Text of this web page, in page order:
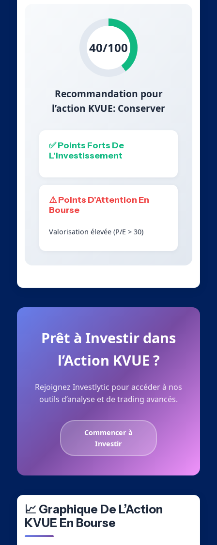
40/100
Recommandation pour
l’action KVUE: Conserver
✅ Points Forts De
L’Investissement
⚠️ Points D’Attention En
Bourse
Valorisation élevée (P/E > 30)
Prêt à Investir dans
l’Action KVUE ?
Rejoignez Investlytic pour accéder à nos
outils d’analyse et de trading avancés.
Commencer à
Investir
📈 Graphique De L’Action
KVUE En Bourse